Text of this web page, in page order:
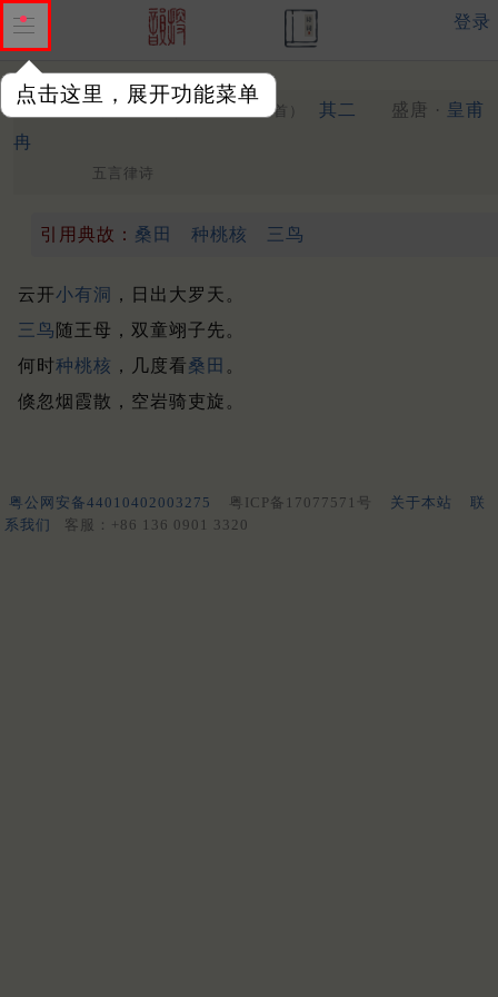
点击这里，展开功能菜单
登录
祭张公洞二首 （一本作排律一首） 其二 盛唐 · 皇甫
冉
五言律诗
引用典故： 桑田 种桃核 三鸟
云开小有洞
，日出大罗天。
三鸟 随王母，双童翊子先。
何时种桃核 ，几度看桑田 。
倏忽烟霞散，空岩骑吏旋。
粤公网安备44010402003275 粤ICP备17077571号 关于本站
联
系我们
客服：+86 136 0901 3320